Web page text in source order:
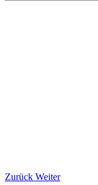
Zurück Weiter